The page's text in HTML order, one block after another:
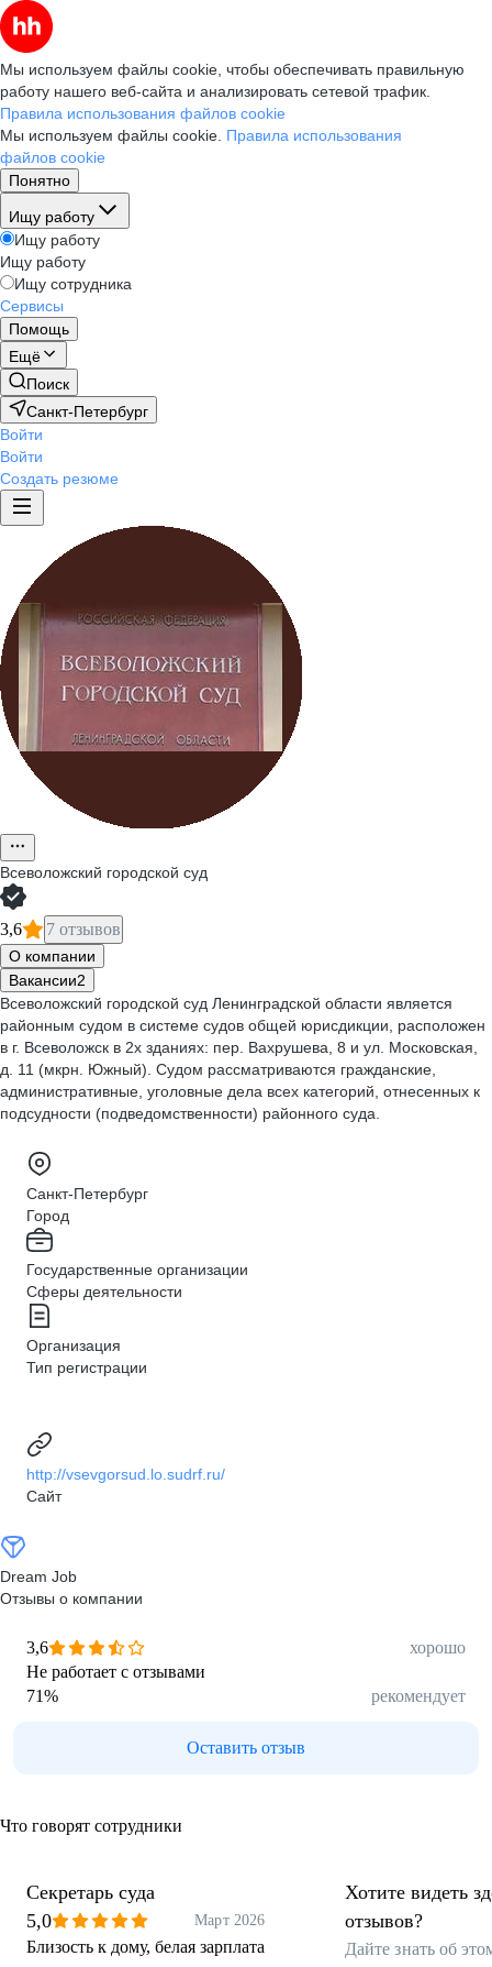
Мы используем файлы cookie, чтобы обеспечивать правильную
работу нашего веб-сайта и анализировать сетевой трафик.
Правила использования файлов cookie
Мы используем файлы cookie. Правила использования
файлов cookie
Понятно
Ищу работу
Ищу работу
Ищу работу
Ищу сотрудника
Сервисы
Помощь
Ещё
Поиск
Санкт-Петербург
Войти
Войти
Создать резюме
Всеволожский городской суд
3,6 7 отзывов
О компании
Вакансии2
Всеволожский городской суд Ленинградской области является
районным судом в системе судов общей юрисдикции, расположен
в г. Всеволожск в 2х зданиях: пер. Вахрушева, 8 и ул. Московская,
д. 11 (мкрн. Южный). Судом рассматриваются гражданские,
административные, уголовные дела всех категорий, отнесенных к
подсудности (подведомственности) районного суда.
Санкт-Петербург
Город
Государственные организации
Сферы деятельности
Организация
Тип регистрации
http://vsevgorsud.lo.sudrf.ru/
Сайт
Dream Job
Отзывы о компании
3,6
хорошо
Не работает с отзывами
71% рекомендует
Оставить отзыв
Что говорят сотрудники
Секретарь суда
5,0
Март 2026
Близость к дому, белая зарплата
Хотите видеть
отзывов?
Дайте знать об